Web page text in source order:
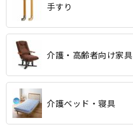
手すり
介護・高齢者向け家具
介護ベッド・寝具